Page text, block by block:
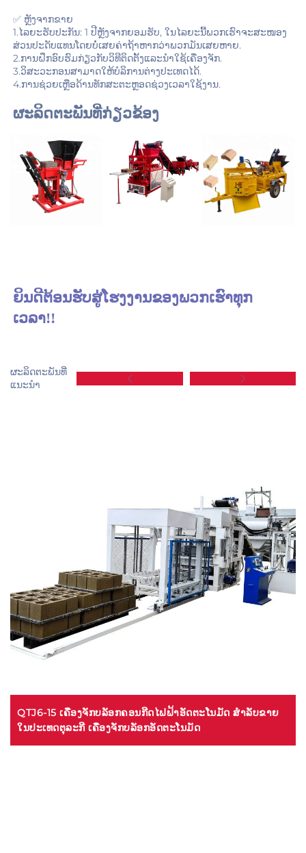
✅ ຫຼັງຈາກຂາຍ
1.ໄລຍະຮັບປະກັນ: 1 ປີຫຼັງຈາກຍອມຮັບ, ໃນໄລຍະນີ້ພວກເຮົາຈະສະໜອງ
ສ່ວນປະດັບແທນໂດຍບໍ່ເສຍຄ່າຖ້າຫາກວ່າພວກມັນເສຍຫາຍ.
2.ການຝຶກອົບຮົມກ່ຽວກັບວິທີຕິດຕັ້ງແລະນຳໃຊ້ເຄື່ອງຈັກ.
3.ວິສະວະກອນສາມາດໃຫ້ບໍລິການຕ່າງປະເທດໄດ້.
4.ການຊ່ວຍເຫຼືອດ້ານທັກສະຕະຫຼອດຊ່ວງເວລາໃຊ້ງານ.
ຜະລິດຕະພັນທີ່ກ່ຽວຂ້ອງ
ຍິນດີຕ້ອນຮັບສູ່ໂຮງງານຂອງພວກເຮົາທຸກ
ເວລາ!!
ຜະລິດຕະພັນທີ່
ແນະນຳ
QTJ6-15 ເຄື່ອງຈັກບລັອກຄອນກີດໄຟຟ້າອັດຕະໂນມັດ ສໍາລັບຂາຍ
ໃນປະເທດຕຸລະກີ ເຄື່ອງຈັກບລັອກອັດຕະໂນມັດ